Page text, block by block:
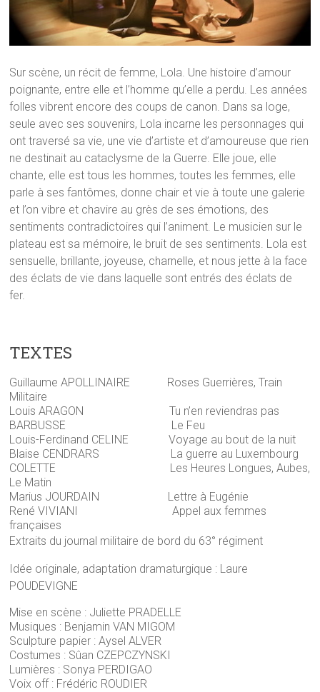
Sur scène, un récit de femme, Lola. Une histoire d’amour
poignante, entre elle et l’homme qu’elle a perdu. Les années
folles vibrent encore des coups de canon. Dans sa loge,
seule avec ses souvenirs, Lola incarne les personnages qui
ont traversé sa vie, une vie d’artiste et d’amoureuse que rien
ne destinait au cataclysme de la Guerre. Elle joue, elle
chante, elle est tous les hommes, toutes les femmes, elle
parle à ses fantômes, donne chair et vie à toute une galerie
et l’on vibre et chavire au grès de ses émotions, des
sentiments contradictoires qui l’animent. Le musicien sur le
plateau est sa mémoire, le bruit de ses sentiments. Lola est
sensuelle, brillante, joyeuse, charnelle, et nous jette à la face
des éclats de vie dans laquelle sont entrés des éclats de
fer.
TEXTES
Guillaume APOLLINAIRE Roses Guerrières, Train
Militaire
Louis ARAGON Tu n’en reviendras pas
BARBUSSE Le Feu
Louis-Ferdinand CELINE Voyage au bout de la nuit
Blaise CENDRARS La guerre au Luxembourg
COLETTE Les Heures Longues, Aubes,
Le Matin
Marius JOURDAIN Lettre à Eugénie
René VIVIANI Appel aux femmes
françaises
Extraits du journal militaire de bord du 63° régiment
Idée originale, adaptation dramaturgique : Laure
POUDEVIGNE
Mise en scène : Juliette PRADELLE
Musiques : Benjamin VAN MIGOM
Sculpture papier : Aysel ALVER
Costumes : Sûan CZEPCZYNSKI
Lumières : Sonya PERDIGAO
Voix off : Frédéric ROUDIER